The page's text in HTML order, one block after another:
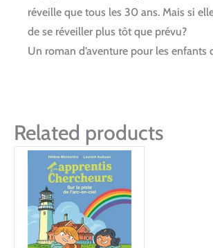
réveille que tous les 30 ans. Mais si
de se réveiller plus tôt que prévu?
Un roman d’aventure pour les enfants
Related products